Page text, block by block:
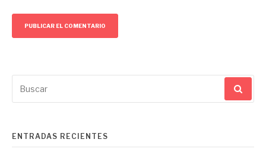
por:
ENTRADAS RECIENTES